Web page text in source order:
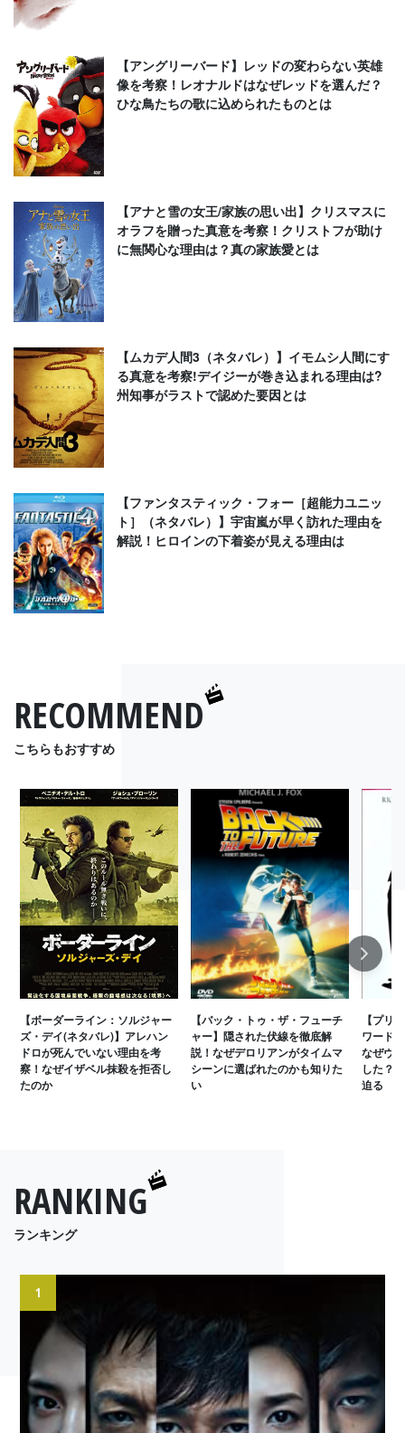
【アングリーバード】レッドの変わらない英雄
像を考察！レオナルドはなぜレッドを選んだ？
ひな鳥たちの歌に込められたものとは
【アナと雪の女王/家族の思い出】クリスマスに
オラフを贈った真意を考察！クリストフが助け
に無関心な理由は？真の家族愛とは
【ムカデ人間3（ネタバレ）】イモムシ人間にす
る真意を考察!デイジーが巻き込まれる理由は?
州知事がラストで認めた要因とは
【ファンタスティック・フォー［超能力ユニッ
ト］（ネタバレ）】宇宙嵐が早く訪れた理由を
解説！ヒロインの下着姿が見える理由は
RECOMMEND
こちらもおすすめ
【ボーダーライン：ソルジャー
ズ・デイ(ネタバレ)】アレハン
ドロが死んでいない理由を考
察！なぜイザベル抹殺を拒否し
たのか
【バック・トゥ・ザ・フューチ
ャー】隠された伏線を徹底解
説！なぜデロリアンがタイムマ
シーンに選ばれたのかも知りた
い
【プリ
ワード
なぜヴ
した？
迫る
Next
RANKING
ランキング
1